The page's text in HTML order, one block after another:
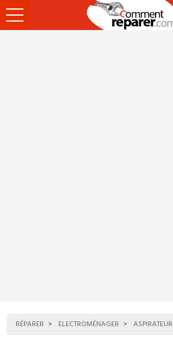
Ouvrir
le
RÉPARER ELECTROMÉNAGER ASPIRATEUR